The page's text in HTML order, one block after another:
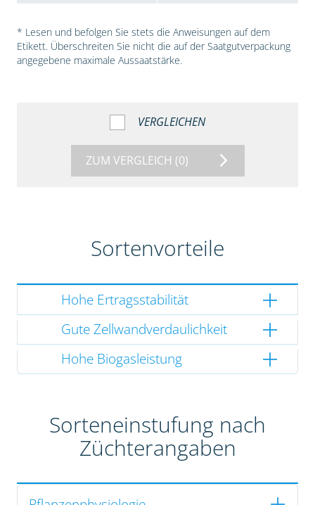
* Lesen und befolgen Sie stets die Anweisungen auf dem
Etikett. Überschreiten Sie nicht die auf der Saatgutverpackung
angegebene maximale Aussaatstärke.
VERGLEICHEN
ZUM VERGLEICH (0)
Sortenvorteile
Hohe Ertragsstabilität
Gute Zellwandverdaulichkeit
Hohe Biogasleistung
Sorteneinstufung nach
Züchterangaben